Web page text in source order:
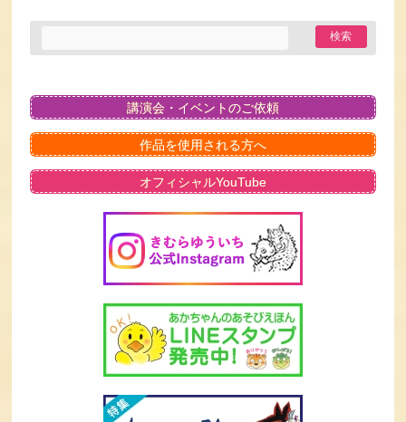
講演会・イベントのご依頼
作品を使用される方へ
オフィシャルYouTube